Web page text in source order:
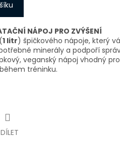
NÁPOJ PRO ZVÝŠENÍ
1 litr) špičkového nápoje, který
minerály a podpoří
veganský nápoj vhodný
tréninku.